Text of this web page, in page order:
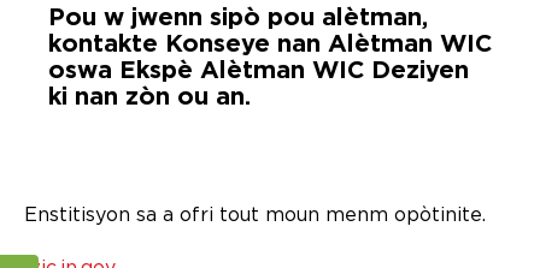
Pou w jwenn sipò pou alètman,
kontakte Konseye nan Alètman WIC
oswa Ekspè Alètman WIC Deziyen
ki nan zòn ou an.
Enstitisyon sa a ofri tout moun menm opòtinite.